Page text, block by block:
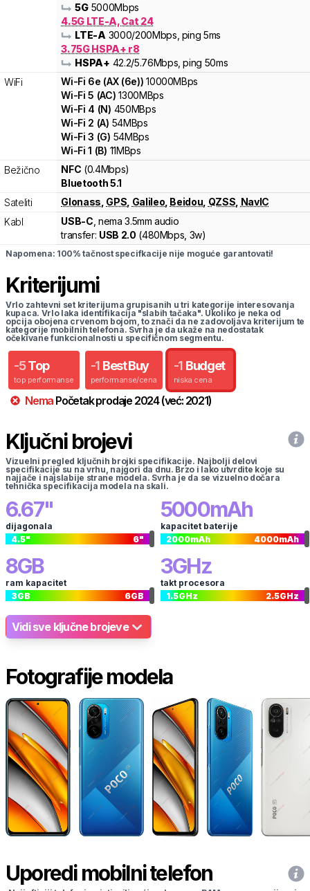
5G 5000Mbps
4.5G LTE-A, Cat 24
LTE-A 3000/200Mbps , ping 5ms
3.75G HSPA+ r8
HSPA+ 42.2/5.76Mbps , ping 50ms
WiFi
Wi-Fi 6e (AX (6e)) 10000MBps
Wi-Fi5 (AC) 1300MBps
Wi-Fi 4 (N) 450MBps
Wi-Fi 2 (A) 54MBps
Wi-Fi3 (G) 54MBps
Wi-Fi1 (B) 11MBps
Bežično
NFC (0.4Mbps)
Bluetooth 5.1
Sateliti
Glonass GPS Galileo Beidou QZSS NavIC
Kabl
USB-C , nema 3.5mm audio
transfer: USB 2.0 (480Mbps, 3w)
Napomena: 100% tačnost specifkacije nije moguće garantovati!
Kriterijumi
Vrlo zahtevni set kriterijuma grupisanih u tri kategorije interesovanja
kupaca. Vrlo laka identifikacija "slabih tačaka". Ukoliko je neka od
opcija obojena crvenom bojom, to znači da ne zadovoljava kriterijum te
kategorije mobilnih telefona. Svrha je da ukaže na nedostatak
očekivane funkcionalnosti u specifičnom segmentu.
-5 Top
top performanse
-1 Best Buy
performanse/cena
-1 Budget
niska cena
Nema Početak prodaje 2024(već: 2021)
Ključni brojevi
Vizuelni pregled ključnih brojki specifikacije. Najbolji delovi
specifikacije su na vrhu, najgori da dnu. Brzo i lako utvrdite koje su
najjače i najslabije strane modela. Svrha je da se vizuelno dočara
tehnička specifikacija modela na skali.
6.67"
dijagonala
4.5" 6"
5000mAh
kapacitet baterije
2000mAh 4000mAh
8GB
ram kapacitet
3GB 6GB
3GHz
takt procesora
1.5GHz 2.5GHz
Vidi sve ključne brojeve
Fotografije modela
Uporedi mobilni telefon